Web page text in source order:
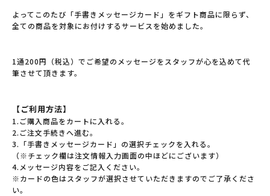
よってこのたび「手書きメッセージカード」をギフト商品に限らず、
全ての商品を対象にお付けするサービスを始めました。
1通200円（税込）でご希望のメッセージをスタッフが心を込めて代
筆させて頂きます。
【ご利用方法】
1.ご購入商品をカートに入れる。
2.ご注文手続きへ進む。
3.「手書きメッセージカード」の選択チェックを入れる。
（※チェック欄は注文情報入力画面の中ほどにございます）
4.メッセージ内容をご記入ください。
※カードの色はスタッフが選択させていただきますのでご了承くださ
い。